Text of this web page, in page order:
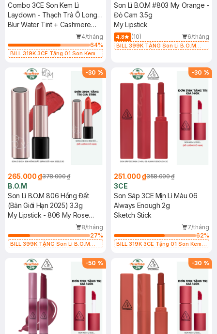
Combo 3CE Son Kem Lì
Laydown - Thạch Trà Ô Long
4.6g + Son Thỏi 07 Knit - Hồng
Blur Water Tint + Cashmere
4/tháng
64%
BILL 319K 3CE Tặng 01 Son Kem
1.5g (SL có hạn)
Son Lì B.O.M #803 My Orange -
Đỏ Cam 3.5g
My Lipstick
4.8 (10) 6/tháng
BILL 399K TẶNG Son Lì B.O.M
-30 %
265.000 ₫378.000 ₫
B.O.M
Son Lì B.O.M 806 Hồng Đất
(Bản Giới Hạn 2025) 3.3g
My Lipstick - 806 My Rose
8/tháng
27%
BILL 399K TẶNG Son Lì B.O.M
(SL có hạn)
-30 %
251.000 ₫358.000 ₫
3CE
Son Sáp 3CE Mịn Lì Màu 06
Always Enough 2g
Sketch Stick
7/tháng
62%
BILL 319K 3CE Tặng 01 Son Kem
1.5g (SL có hạn)
-50 % -30 %